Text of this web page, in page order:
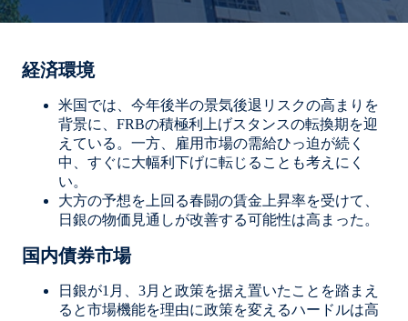
経済環境
米国では、今年後半の景気後退リスクの高まりを
背景に、FRBの積極利上げスタンスの転換期を迎
えている。一方、雇用市場の需給ひっ迫が続く
中、すぐに大幅利下げに転じることも考えにく
い。
大方の予想を上回る春闘の賃金上昇率を受けて、
日銀の物価見通しが改善する可能性は高まった。
国内債券市場
日銀が1月、3月と政策を据え置いたことを踏まえ
ると市場機能を理由に政策を変えるハードルは高